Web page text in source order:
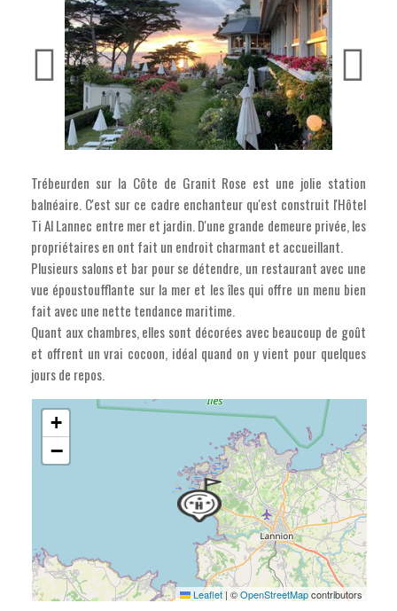
Trébeurden sur la Côte de Granit Rose est une jolie station
balnéaire. C'est sur ce cadre enchanteur qu'est construit l'Hôtel
Ti Al Lannec entre mer et jardin. D'une grande demeure privée, les
propriétaires en ont fait un endroit charmant et accueillant.
Plusieurs salons et bar pour se détendre, un restaurant avec une
vue époustoufflante sur la mer et les îles qui offre un menu bien
fait avec une nette tendance maritime.
Quant aux chambres, elles sont décorées avec beaucoup de goût
et offrent un vrai cocoon, idéal quand on y vient pour quelques
jours de repos.
+
−
Leaflet | ©OpenStreetMapcontributors